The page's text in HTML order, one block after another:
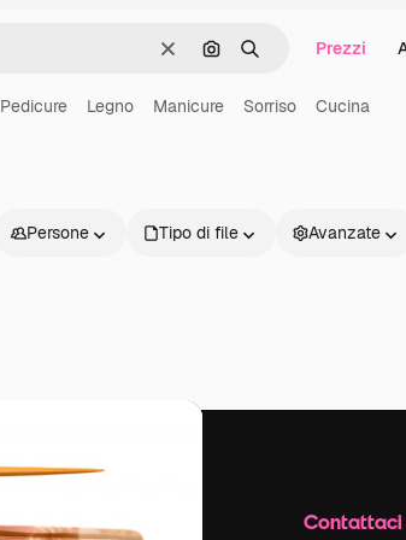
CancellaCerca per immagine
Ricerca Prezzi
Pedicure Legno Manicure Sorriso Cucina
Persone Tipo di file Avanzate
Contattaci